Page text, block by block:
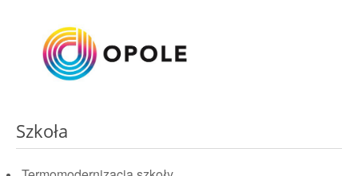
Szkoła